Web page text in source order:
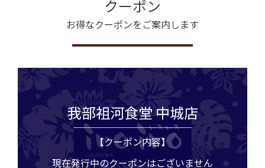
クーポン
お得なクーポンをご案内します
我部祖河食堂 中城店
【クーポン内容】
現在発行中のクーポンはございません